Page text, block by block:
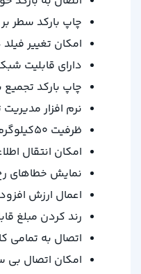
چاپ بارکد سطر
امکان تغییر
دارای قابلیت
چاپ بارکد تجمیع
نرم افزار مدیریت
ظرفیت ۵۰کیلوگرم با دقت ۲ تا ۱۰ گرم
امکان انتقال
نمایش خطاهای
اعمال ارزش
رند کردن مبلغ
اتصال به تمامی
امکان اتصال